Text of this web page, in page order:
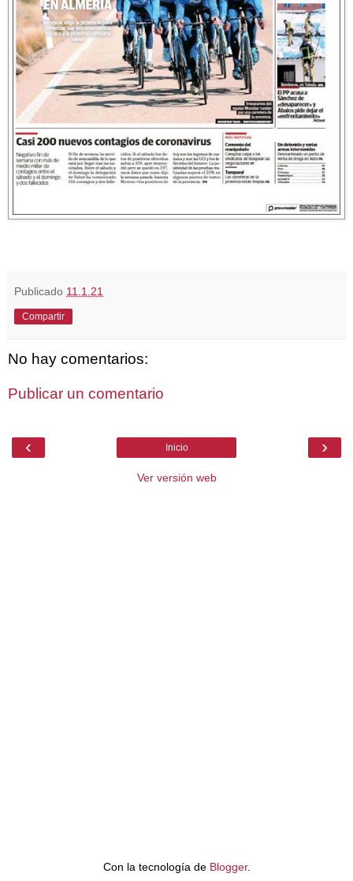
Publicado 11.1.21
Compartir
No hay comentarios:
Publicar un comentario
‹ ›
Inicio
Ver versión web
Con la tecnología de Blogger.